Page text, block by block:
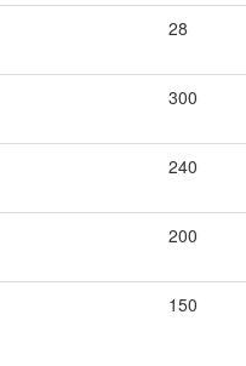
28
300
240
200
150